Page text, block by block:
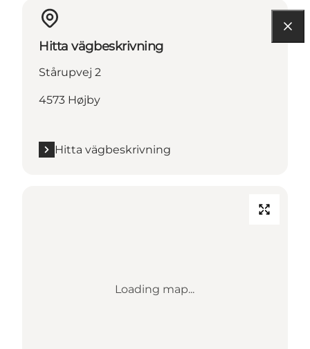
Hitta vägbeskrivning
Stårupvej 2
4573 Højby
Hitta vägbeskrivning
Loading map...